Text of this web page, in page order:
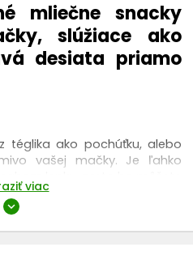
mliečne snacky
slúžiace ako
desiata priamo
téglika ako pochúťku, alebo
vašej mačky. Je ľahko
viac
expand_more